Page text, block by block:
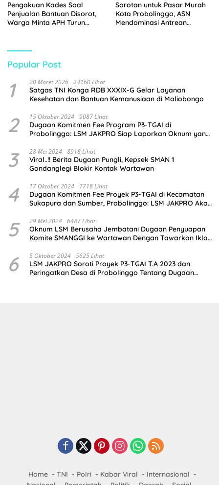
Pengakuan Kades Soal
Penjualan Bantuan Disorot,
Warga Minta APH Turun
Sorotan untuk Pasar Murah
Kota Probolinggo, ASN
Mendominasi Antrean
Popular Post
1 20 Maret 2026 23160 Lihat
Satgas TNI Konga RDB XXXIX-G Gelar Layanan
Kesehatan dan Bantuan Kemanusiaan di Maliobongo
2 15 Oktober 2024 9087 Lihat
Dugaan Komitmen Fee Program P3-TGAI di
Probolinggo: LSM JAKPRO Siap Laporkan Oknum yang
3 28 Mei 2024 8918 Lihat
Viral..!! Berita Dugaan Pungli, Kepsek SMAN 1
Gondanglegi Blokir Kontak Wartawan
4 17 Oktober 2024 7718 Lihat
Dugaan Komitmen Fee Proyek P3-TGAI di Kecamatan
Sukapura dan Sumber, Probolinggo: LSM JAKPRO Akan
5 29 Mei 2024 6487 Lihat
Oknum LSM Berusaha Jembatani Dugaan Penyuapan
Komite SMANGGI ke Wartawan Dengan Tawarkan Iklan
6 5 Oktober 2024 5625 Lihat
LSM JAKPRO Soroti Proyek P3-TGAI T.A 2023 dan
Peringatkan Desa di Probolinggo Tentang Dugaan
Home TNI Polri Kabar Viral
Internasional